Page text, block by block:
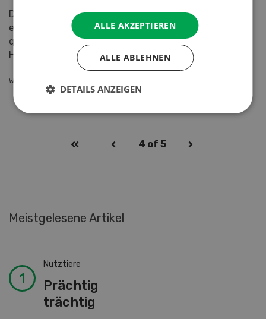
Die standortangepasste Mischungswahl legt den
ersten Grundstein für ertragreiche Bestände und
qualitativ hochwertiges Futter. An sonnenigen
Hanglagen sind...
WEITERLESEN
4 of 5
Meistgelesene Artikel
Nutztiere
Prächtig
trächtig
ALLE AKZEPTIEREN
ALLE ABLEHNEN
DETAILS ANZEIGEN